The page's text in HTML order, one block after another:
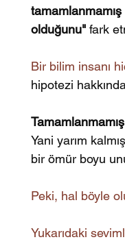
olduğunu" fark
Bir bilim insanı
hipotezi
Yani yarım
bir ömür boyu
Peki, hal böyle
Yukarıdaki